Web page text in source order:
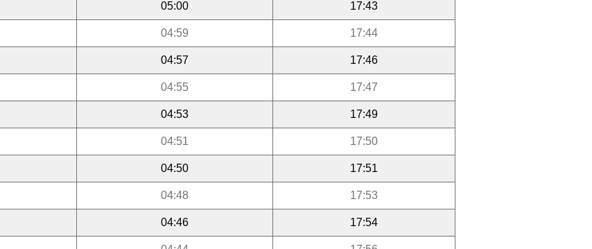
05:00 17:43
04:59 17:44
04:57 17:46
04:55 17:47
04:53 17:49
04:51 17:50
04:50 17:51
04:48 17:53
04:46 17:54